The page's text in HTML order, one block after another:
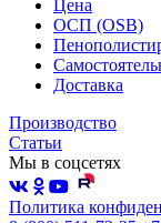
Цена
ОСП (OSB)
Доставка
Производство
Статьи
Мы в соцсетях
Политика